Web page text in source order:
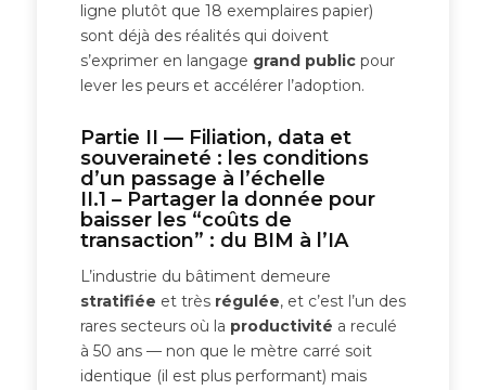
ligne plutôt que 18 exemplaires papier)
sont déjà des réalités qui doivent
s’exprimer en langage grand publicpour
lever les peurs et accélérer l’adoption.
Partie II — Filiation, data et
souveraineté : les conditions
d’un passage à l’échelle
II.1 – Partager la donnée pour
baisser les “coûts de
transaction” : du BIM à l’IA
L’industrie du bâtiment demeure
stratifiée et très régulée, et c’est l’un des
rares secteurs où la productivité a reculé
à 50 ans — non que le mètre carré soit
identique (il est plus performant) mais